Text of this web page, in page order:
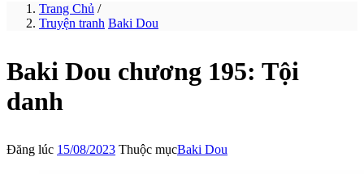
Trang Chủ /
Truyện tranh Baki Dou
Baki Dou chương 195: Tội
danh
Đăng lúc 15/08/2023 Thuộc mụcBaki Dou